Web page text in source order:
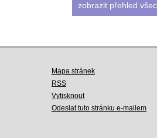
zobrazit přehled
Mapa stránek
RSS
Vytisknout
Odeslat tuto stránku e-mailem